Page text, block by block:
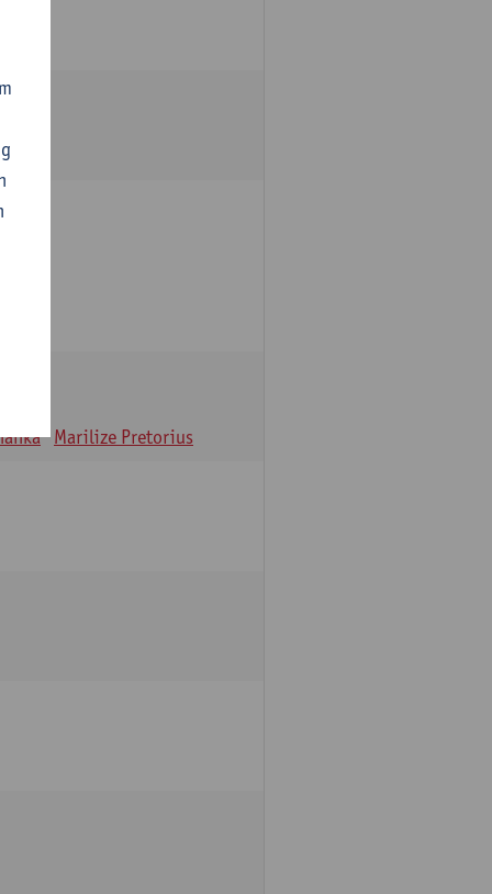
Marilize Pretorius